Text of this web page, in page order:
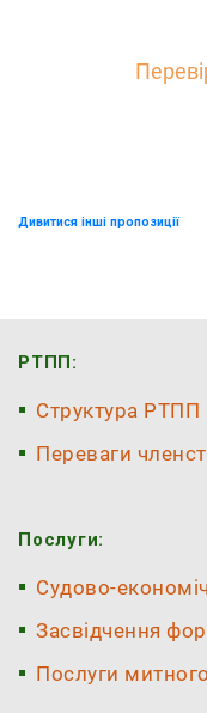
Дивитися інші пропозиції
РТПП:
Структура РТПП
Переваги
Послуги:
Судово-
Засвідчення
Послуги